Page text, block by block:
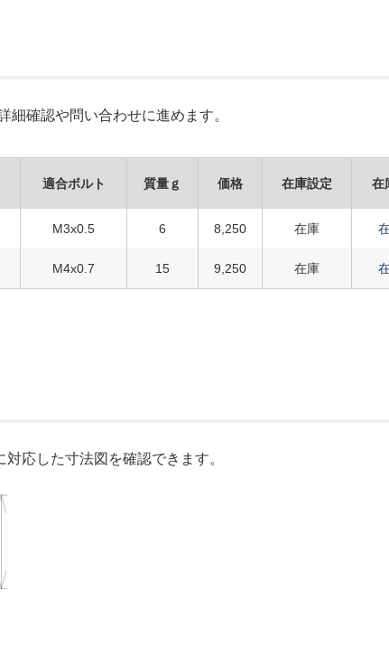
確認や問い合わせに進めます。
適合ボルト 質量ｇ 価格 在庫設定 在
M3x0.5 6 8,250 在庫
M4x0.7 15 9,250 在庫
応した寸法図を確認できます。